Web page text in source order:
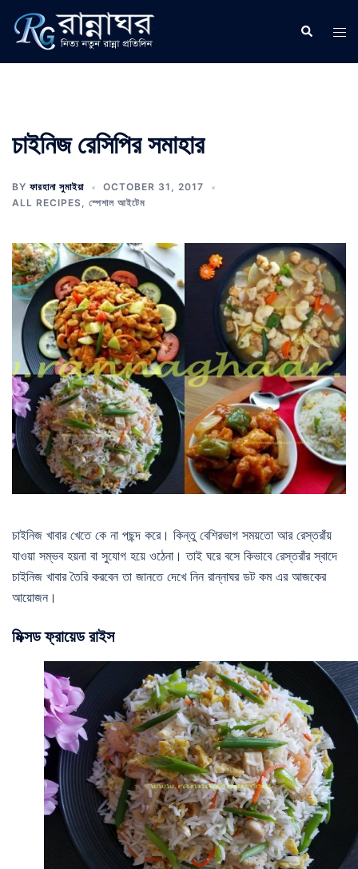
content
Search
চাইনিজ রেসিপির সমাহার
BY ফারহানা সুমাইয়া
OCTOBER 31, 2017
ALL RECIPES, স্পেশাল আইটেম
চাইনিজ খাবার খেতে কে না পছন্দ করে। কিন্তু বেশিরভাগ সময়তো আর রেস্তরাঁয়
যাওয়া সম্ভব হয়না বা সুযোগ হয়ে ওঠেনা। তাই ঘরে বসে কিভাবে রেস্তরাঁর স্বাদে
চাইনিজ খাবার তৈরি করবেন তা জানতে দেখে নিন রান্নাঘর ডট কম এর আজকের
আয়োজন।
মিক্সড ফ্রায়েড রাইস